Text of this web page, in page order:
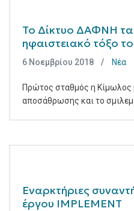
Το Δίκτυο ΔΑΦΝΗ
ηφαιστειακό τόξο
6 Νοεμβρίου 2018 Νέα
Πρώτος σταθμός η Κίμωλος
αποσάθρωσης και το
Εναρκτήριες
έργου IMPLEMENT